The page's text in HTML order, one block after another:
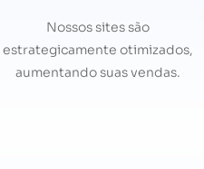
Nossos sites são
estrategicamente otimizados,
aumentando suas vendas.